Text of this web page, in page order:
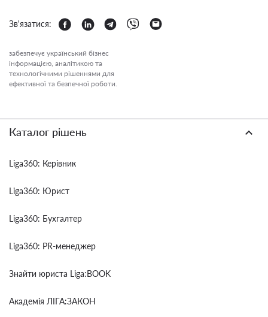
Зв'язатися:
забезпечує український бізнес
інформацією, аналітикою та
технологічними рішеннями для
ефективної та безпечної роботи.
Каталог рішень
Liga360: Керівник
Liga360: Юрист
Liga360: Бухгалтер
Liga360: PR-менеджер
Знайти юриста Liga:BOOK
Академія ЛІГА:ЗАКОН